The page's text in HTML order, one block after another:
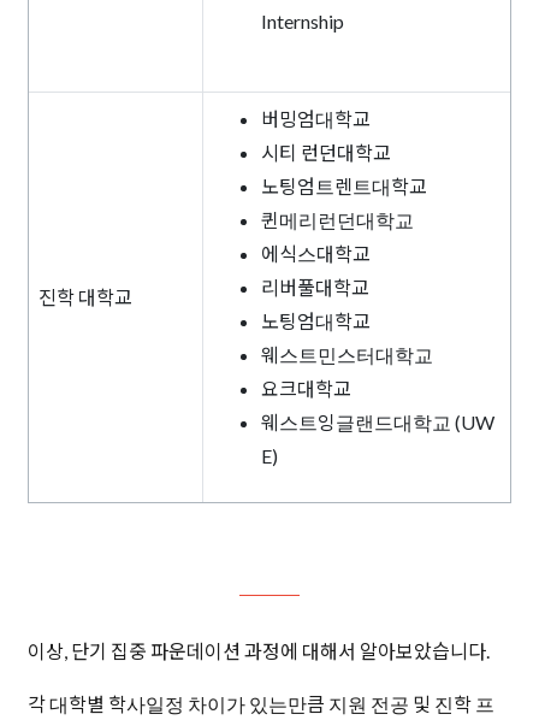
Internship
진학 대학교
버밍엄대학교
시티 런던대학교
노팅엄트렌트대학교
퀸메리런던대학교
에식스대학교
리버풀대학교
노팅엄대학교
웨스트민스터대학교
요크대학교
웨스트잉글랜드대학교 (UW
E)
이상, 단기 집중 파운데이션 과정에 대해서 알아보았습니다.
각 대학별 학사일정 차이가 있는만큼 지원 전공 및 진학 프